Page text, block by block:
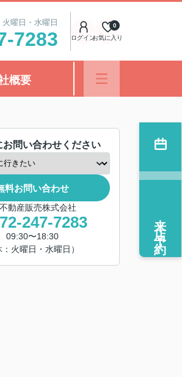
曜日・水曜日
7283 ログインお気に入り
0
概要
お問い合わせください
料お問い合わせ
動産販売株式会社
247-7283
09:30〜18:30
：火曜日・水曜日）
来店予約